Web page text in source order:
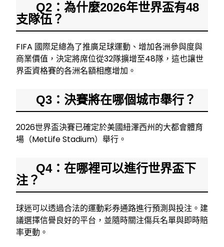
Q2：為什麼2026年世界盃有48
支隊伍？
FIFA 國際足總為了推廣足球運動、增加各洲參與度與
商業價值，決定將席位從32隊擴增至48隊，這也讓世
界盃資格賽的各洲名額相應增加。
Q3：決賽將在哪個城市舉行？
2026世界盃決賽已確定於美國紐澤西州的大都會體育
場（MetLife Stadium）舉行。
Q4：在哪裡可以進行世界盃下
注？
球迷可以透過合法的運動彩券通路進行預測與投注。建
議選擇信譽良好的平台，並隨時關注傷兵名單與即時賠
率更動。